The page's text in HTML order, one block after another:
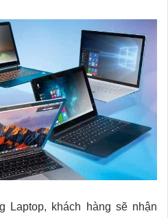
Laptop, khách hàng sẽ nhận